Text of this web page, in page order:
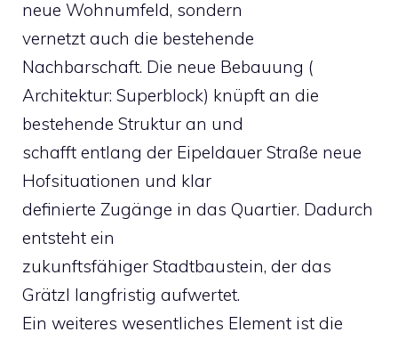
neue Wohnumfeld, sondern
vernetzt auch die bestehende
Nachbarschaft. Die neue Bebauung (
Architektur: Superblock) knüpft an die
bestehende Struktur an und
schafft entlang der Eipeldauer Straße neue
Hofsituationen und klar
definierte Zugänge in das Quartier. Dadurch
entsteht ein
zukunftsfähiger Stadtbaustein, der das
Grätzl langfristig aufwertet.
Ein weiteres wesentliches Element ist die